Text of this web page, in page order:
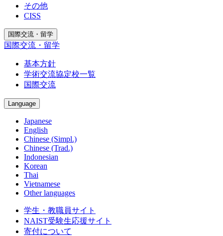
その他
CISS
国際交流・留学
国際交流・留学
基本方針
学術交流協定校一覧
国際交流
Language
Japanese
English
Chinese (Simpl.)
Chinese (Trad.)
Indonesian
Korean
Thai
Vietnamese
Other languages
学生・教職員サイト
NAIST受験生応援サイト
寄付について